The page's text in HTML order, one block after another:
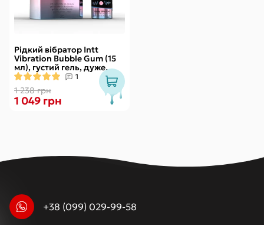
Рідкий вібратор Intt
Vibration Bubble Gum (15
мл), густий гель, дуже
смачний, діє до 30 хвилин
1
1 238 грн
1 049 грн
+38 (099) 029-99-58